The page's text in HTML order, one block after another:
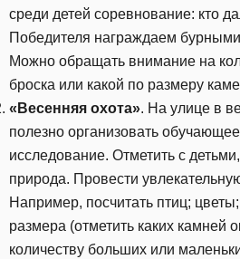
среди детей соревнование: кто
Победителя награждаем
Можно обращать внимание на
броска или какой по размеру
«Весенняя охота». На улице в
полезно организовать
исследование. Отметить с
природа. Провести
Например, посчитать птиц;
размера (отметить каких камней
количеству больших или